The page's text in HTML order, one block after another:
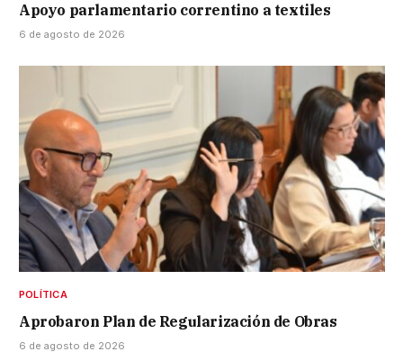
Apoyo parlamentario correntino a textiles
6 de agosto de 2026
POLÍTICA
Aprobaron Plan de Regularización de Obras
6 de agosto de 2026